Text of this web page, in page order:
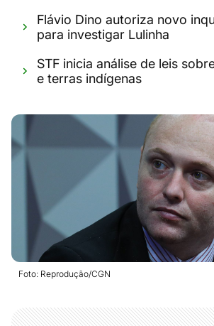
Flávio Dino autoriza novo
para investigar Lulinha
STF inicia análise de leis
e terras indígenas
Foto: Reprodução/CGN